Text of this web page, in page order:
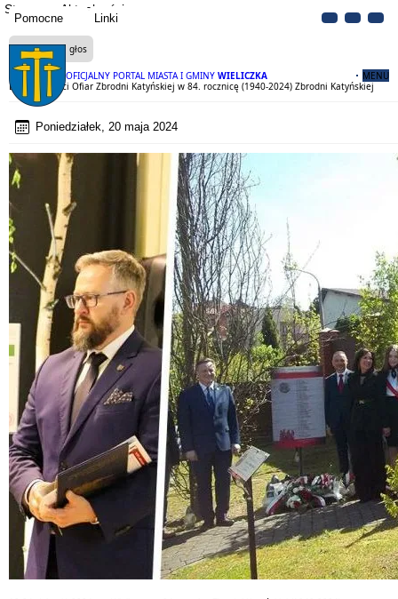
Pomocne Linki
OFICJALNY PORTAL MIASTA I GMINY WIELICZKA MENU
Strona Aktualności
Czytaj na głos
Dzień Pamięci Ofiar Zbrodni Katyńskiej w 84. rocznicę (1940-2024) Zbrodni Katyńskiej
Poniedziałek, 20 maja 2024